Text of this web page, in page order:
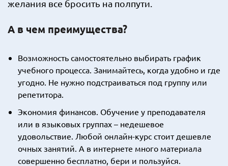
желания все бросить на полпути.
А в чем преимущества?
Возможность самостоятельно выбирать график
учебного процесса. Занимайтесь, когда удобно и где
угодно. Не нужно подстраиваться под группу или
репетитора.
Экономия финансов. Обучение у преподавателя
или в языковых группах – недешевое
удовольствие. Любой онлайн-курс стоит дешевле
очных занятий. А в интернете много материала
совершенно бесплатно, бери и пользуйся.